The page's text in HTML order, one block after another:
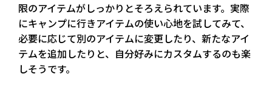
限のアイテムがしっかりとそろえられています。実際
にキャンプに行きアイテムの使い心地を試してみて、
必要に応じて別のアイテムに変更したり、新たなアイ
テムを追加したりと、自分好みにカスタムするのも楽
しそうです。